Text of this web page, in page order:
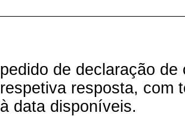
pedido de declaração de
respetiva resposta, com
à data disponíveis.